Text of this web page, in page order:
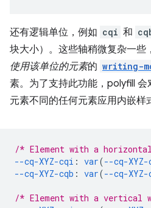
还有逻辑单位，例如 cqi 和
块大小）。这些轴稍微复杂一些
使用该单位的元素的 writing-
素。为了支持此功能，polyfill 会
元素不同的任何元素应用内嵌样
/* Element with a
--cq-XYZ-cqi : var(--cq-XYZ-
--cq-XYZ-cqb : var(--cq-XYZ-
/* Element with a vertical